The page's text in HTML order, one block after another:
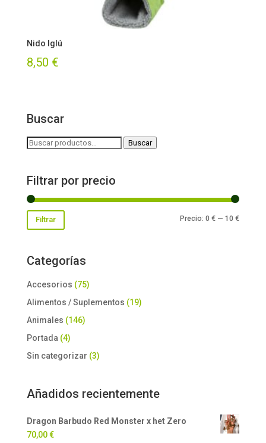
Nido Iglú
8,50 €
Buscar
Buscar
Buscar
Filtrar por precio
Precio
Precio
Filtrar Precio:0 € —10 €
Categorías
Accesorios (75)
Alimentos / Suplementos (19)
Animales (146)
Portada (4)
Sin categorizar (3)
Añadidos recientemente
Dragon Barbudo Red Monster x het Zero
70,00€